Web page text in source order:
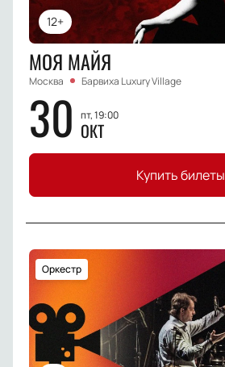
12+
МОЯ МАЙЯ
Москва Барвиха Luxury Village
30 пт, 19:00
ОКТ
Купить билеты
Оркестр